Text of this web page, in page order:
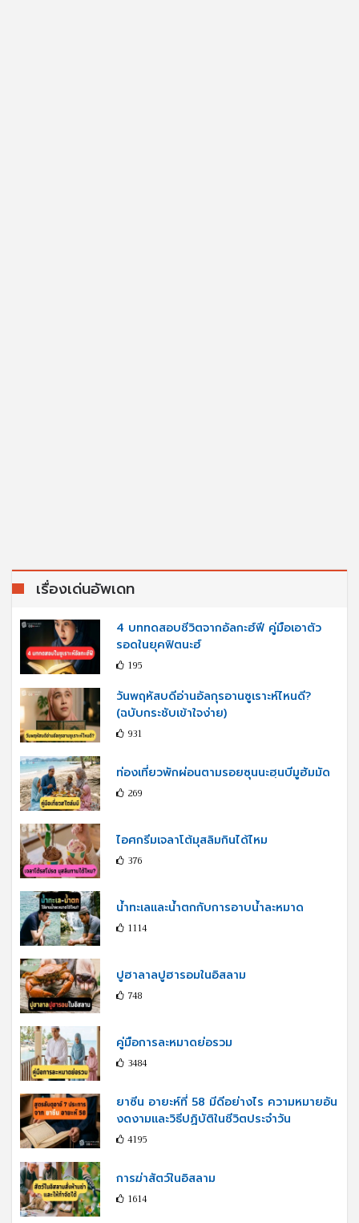
เรื่องเด่นอัพเดท
4 บททดสอบชีวิตจากอัลกะฮ์ฟี คู่มือเอาตัว
รอดในยุคฟิตนะฮ์
195
วันพฤหัสบดีอ่านอัลกุรอานซูเราะห์ไหนดี?
(ฉบับกระชับเข้าใจง่าย)
931
ท่องเที่ยวพักผ่อนตามรอยซุนนะฮฺนบีมูฮัมมัด
269
ไอศกรีมเจลาโต้มุสลิมกินได้ไหม
376
น้ำทะเลและน้ำตกกับการอาบน้ำละหมาด
1114
ปูฮาลาลปูฮารอมในอิสลาม
748
คู่มือการละหมาดย่อรวม
3484
ยาซีน อายะห์ที่ 58 มีดีอย่างไร ความหมายอัน
งดงามและวิธีปฏิบัติในชีวิตประจำวัน
4195
การฆ่าสัตว์ในอิสลาม
1614